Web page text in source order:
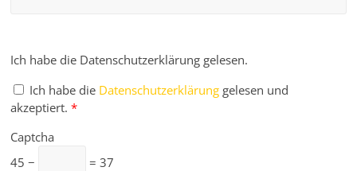
Ich habe die Datenschutzerklärung gelesen.
Ich habe die Datenschutzerklärung gelesen und
akzeptiert. *
Captcha
45 −
= 37